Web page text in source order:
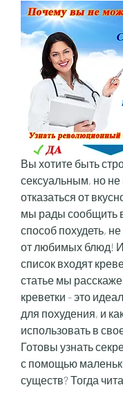
Вы хотите быть
сексуальным, но не
отказаться от
мы рады сообщить
способ похудеть,
от любимых блюд! И
список входят
статье мы
креветки - это
для похудения, и
использовать в
Готовы узнать
с помощью
существ? Тогда